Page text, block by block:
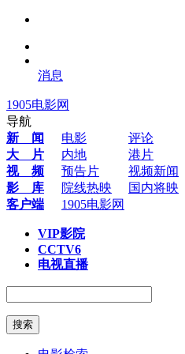
消息
1905电影网
导航
新 闻
电影 评论
大 片
内地 港片
视 频
预告片 视频新闻
影 库
院线热映 国内将映
客户端
1905电影网
VIP影院
CCTV6
电视直播